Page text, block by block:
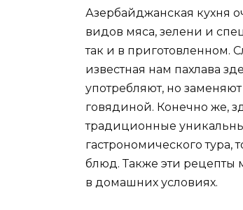
Азербайджанская кухня
видов мяса, зелени и
так и в приготовленном.
известная нам пахлава
употребляют, но
говядиной. Конечно же,
традиционные
гастрономического
блюд. Также эти рецепты
в домашних условиях.